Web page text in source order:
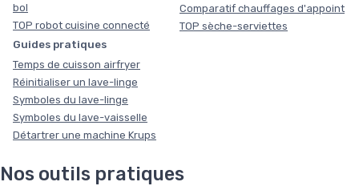
bol
TOP robot cuisine connecté
Comparatif chauffages d'appoint
TOP sèche-serviettes
Guides pratiques
Temps de cuisson airfryer
Réinitialiser un lave-linge
Symboles du lave-linge
Symboles du lave-vaisselle
Détartrer une machine Krups
Nos outils pratiques